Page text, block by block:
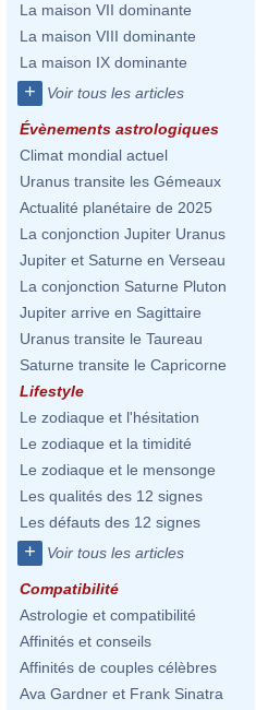
La maison VII dominante
La maison VIII dominante
La maison IX dominante
+ Voir tous les articles
Évènements astrologiques
Climat mondial actuel
Uranus transite les Gémeaux
Actualité planétaire de 2025
La conjonction Jupiter Uranus
Jupiter et Saturne en Verseau
La conjonction Saturne Pluton
Jupiter arrive en Sagittaire
Uranus transite le Taureau
Saturne transite le Capricorne
Lifestyle
Le zodiaque et l'hésitation
Le zodiaque et la timidité
Le zodiaque et le mensonge
Les qualités des 12 signes
Les défauts des 12 signes
+ Voir tous les articles
Compatibilité
Astrologie et compatibilité
Affinités et conseils
Affinités de couples célèbres
Ava Gardner et Frank Sinatra